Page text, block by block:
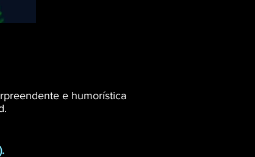
e humorística